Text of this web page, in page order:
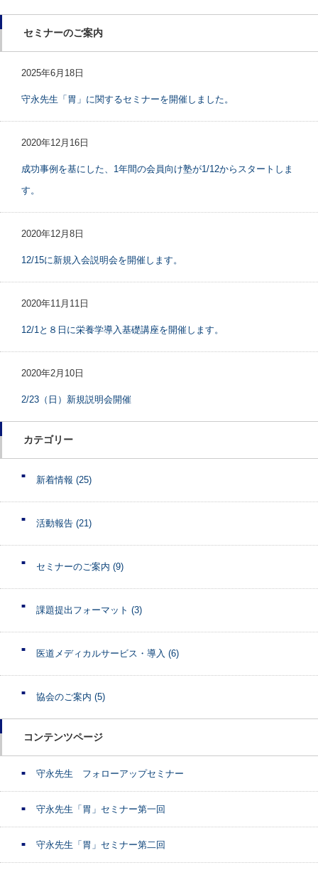
セミナーのご案内
2025年6月18日
守永先生「胃」に関するセミナーを開催しました。
2020年12月16日
成功事例を基にした、1年間の会員向け塾が1/12からスタートしま
す。
2020年12月8日
12/15に新規入会説明会を開催します。
2020年11月11日
12/1と８日に栄養学導入基礎講座を開催します。
2020年2月10日
2/23（日）新規説明会開催
カテゴリー
新着情報 (25)
活動報告 (21)
セミナーのご案内 (9)
課題提出フォーマット (3)
医道メディカルサービス・導入 (6)
協会のご案内 (5)
コンテンツページ
守永先生 フォローアップセミナー
守永先生「胃」セミナー第一回
守永先生「胃」セミナー第二回